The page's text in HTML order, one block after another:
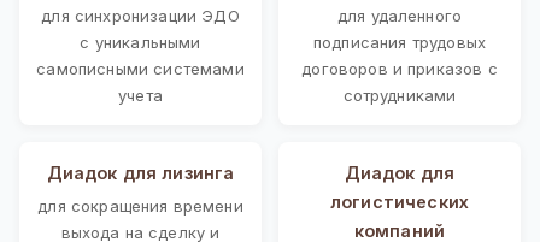
для синхронизации ЭДО
с уникальными
самописными системами
учета
для удаленного
подписания трудовых
договоров и приказов с
сотрудниками
Диадок для лизинга
для сокращения времени
выхода на сделку и
Диадок для
логистических
компаний